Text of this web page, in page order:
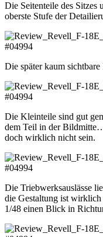
Die Seitenteile des Sitzes
oberste Stufe der
Die später kaum
Die Kleinteile sind gut
dem Teil in der
doch wirklich nicht sein.
Die Triebwerksauslässe
die Gestaltung ist
1/48 einen Blick in